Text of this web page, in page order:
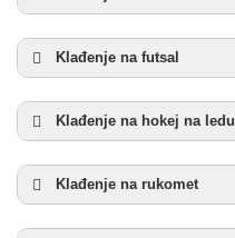
Klađenje na futsal
Klađenje na hokej na ledu
Klađenje na rukomet